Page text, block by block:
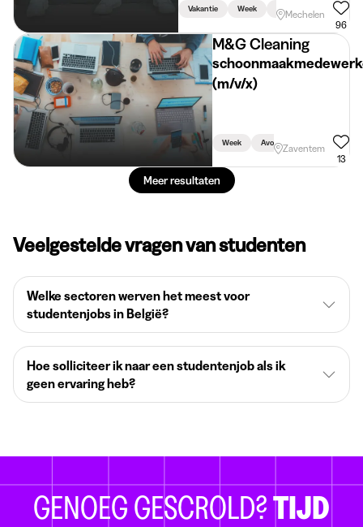
Vakantie Week Weekend
Mechelen
96
M&G Cleaning
(m/v/x)
Week AvondZaventem
13
Meer resultaten
Veelgestelde vragen van studenten
Welke sectoren werven het meest voor
studentenjobs in België?
Hoe solliciteer ik naar een studentenjob als ik
geen ervaring heb?
GENOEG GESCROLD?TIJD